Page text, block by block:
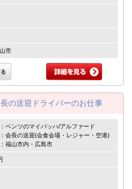
市
の送迎ドライバーのお仕事
ツのマイバッハ/アルファード
の送迎(会食会場・レジャー・空港)
山市内・広島市